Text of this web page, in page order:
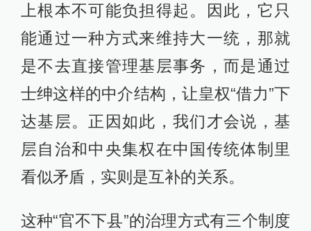
上根本不可能负担得起。因此，它只
能通过一种方式来维持大一统，那就
是不去直接管理基层事务，而是通过
士绅这样的中介结构，让皇权“借力”下
达基层。正因如此，我们才会说，基
层自治和中央集权在中国传统体制里
看似矛盾，实则是互补的关系。
这种“官不下县”的治理方式有三个制度